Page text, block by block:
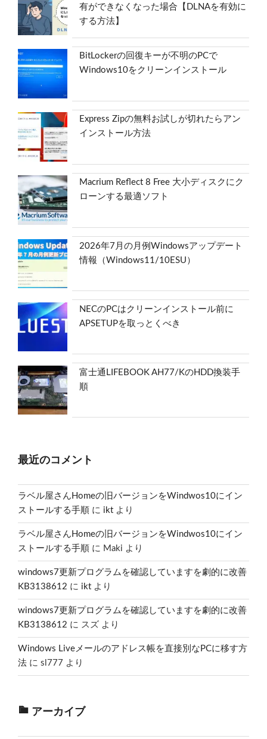
有ができなくなった場合【DLNAを有効に
する方法】
BitLockerの回復キーが不明のPCで
Windows10をクリーンインストール
Express Zipの無料お試しが切れたらアン
インストール方法
Macrium Reflect 8 Free 大小ディスクにク
ローンする最適ソフト
2026年7月の月例Windowsアップデート
情報（Windows11/10ESU）
NECのPCはクリーンインストール前に
APSETUPを取っとくべき
富士通LIFEBOOK AH77/KのHDD換装手
順
最近のコメント
ラベル屋さんHomeの旧バージョンをWindwos10にイン
ストールする手順 に ikt より
ラベル屋さんHomeの旧バージョンをWindwos10にイン
ストールする手順 に Maki より
windows7更新プログラムを確認していますを劇的に改善
KB3138612 に ikt より
windows7更新プログラムを確認していますを劇的に改善
KB3138612 に スズ より
Windows Liveメールのアドレス帳を直接別なPCに移す方
法 に sl777 より
アーカイブ